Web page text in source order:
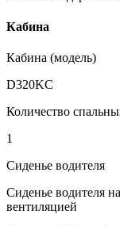
Кабина
Кабина (модель)
D320KC
Количество
1
Сиденье водителя
Сиденье водителя
вентиляцией